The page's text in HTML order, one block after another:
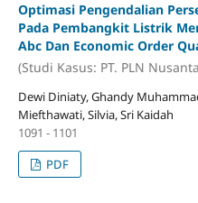
Optimasi Pengendalian
Pada Pembangkit Listrik
Abc Dan Economic Order
(Studi Kasus: PT. PLN
Dewi Diniaty, Ghandy
Miefthawati, Silvia, Sri Kaidah
1091 - 1101
PDF